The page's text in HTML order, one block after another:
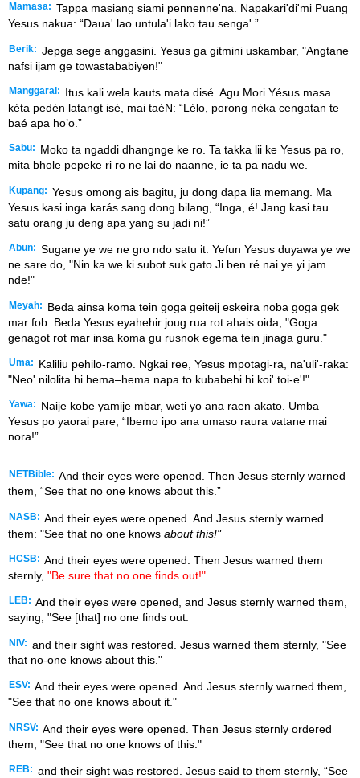
Mamasa: Tappa masiang siami pennenne'na. Napakari'di'mi Puang
Yesus nakua: “Daua' lao untula'i lako tau senga'.”
Berik: Jepga sege anggasini. Yesus ga gitmini uskambar, "Angtane
nafsi ijam ge towastababiyen!"
Manggarai:
Itus kali wela kauts mata disé. Agu Mori Yésus masa
kéta pedén latangt isé, mai taéN: “Lélo, porong néka cengatan te
baé apa ho’o.”
Sabu:
Moko ta ngaddi dhangnge ke ro. Ta takka lii ke Yesus pa ro,
mita bhole pepeke ri ro ne lai do naanne, ie ta pa nadu we.
Kupang: Yesus omong ais bagitu, ju dong dapa lia memang. Ma
Yesus kasi inga karás sang dong bilang, “Inga, é! Jang kasi tau
satu orang ju deng apa yang su jadi ni!”
Abun: Sugane ye we ne gro ndo satu it. Yefun Yesus duyawa ye we
ne sare do, "Nin ka we ki subot suk gato Ji ben ré nai ye yi jam
nde!"
Meyah:
Beda ainsa koma tein goga geiteij eskeira noba goga gek
mar fob. Beda Yesus eyahehir joug rua rot ahais oida, "Goga
genagot rot mar insa koma gu rusnok egema tein jinaga guru."
Uma:
Kaliliu pehilo-ramo. Ngkai ree, Yesus mpotagi-ra, na'uli'-raka:
"Neo' nilolita hi hema–hema napa to kubabehi hi koi' toi-e'!"
Yawa:
Naije kobe yamije mbar, weti yo ana raen akato. Umba
Yesus po yaorai pare, “Ibemo ipo ana umaso raura vatane mai
nora!”
NETBible: And their eyes were opened. Then Jesus sternly warned
them, “See that no one knows about this.”
NASB: And their eyes were opened. And Jesus sternly warned
them: "See that no one knows about this!"
HCSB: And their eyes were opened. Then Jesus warned them
sternly, "Be sure that no one finds out!"
LEB: And their eyes were opened, and Jesus sternly warned them,
saying, "See [that] no one finds out.
NIV: and their sight was restored. Jesus warned them sternly, "See
that no-one knows about this."
ESV: And their eyes were opened. And Jesus sternly warned them,
"See that no one knows about it."
NRSV: And their eyes were opened. Then Jesus sternly ordered
them, "See that no one knows of this."
REB: and their sight was restored. Jesus said to them sternly, “See